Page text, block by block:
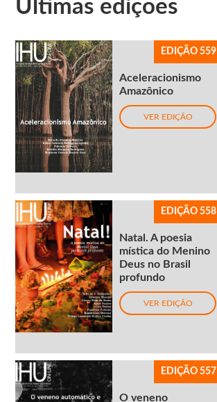
Últimas edições
EDIÇÃO 559
Aceleracionismo
Amazônico
VER EDIÇÃO
EDIÇÃO 558
Natal. A poesia
mística do Menino
Deus no Brasil
profundo
VER EDIÇÃO
EDIÇÃO 557
O veneno